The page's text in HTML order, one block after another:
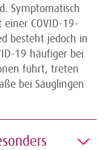
Symptomatisch
COVID-19-
besteht jedoch in
19 häufiger bei
führt, treten
bei Säuglingen